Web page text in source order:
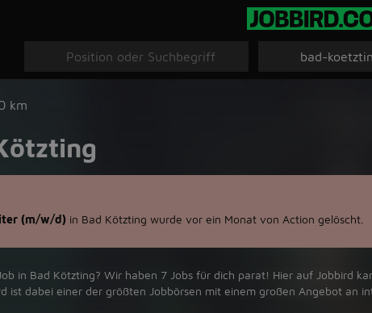
km
(m/w/d) in Bad Kötzting wurde vor ein Monat von Action gelöscht.
in Bad Kötzting? Wir haben 7 Jobs für dich parat! Hier auf Jobbird
ist dabei einer der größten Jobbörsen mit einem großen Angebot an